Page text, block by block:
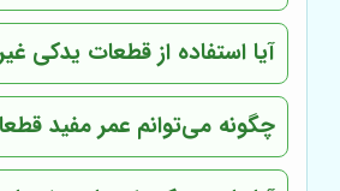
آیا استفاده از قطعات یدکی
چگونه می‌توانم عمر مفید